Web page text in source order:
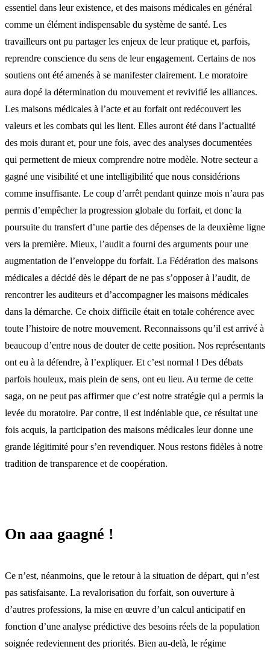
essentiel dans leur existence, et des maisons médicales en général
comme un élément indispensable du système de santé. Les
travailleurs ont pu partager les enjeux de leur pratique et, parfois,
reprendre conscience du sens de leur engagement. Certains de nos
soutiens ont été amenés à se manifester clairement. Le moratoire
aura dopé la détermination du mouvement et revivifié les alliances.
Les maisons médicales à l’acte et au forfait ont redécouvert les
valeurs et les combats qui les lient. Elles auront été dans l’actualité
des mois durant et, pour une fois, avec des analyses documentées
qui permettent de mieux comprendre notre modèle. Notre secteur a
gagné une visibilité et une intelligibilité que nous considérions
comme insuffisante. Le coup d’arrêt pendant quinze mois n’aura pas
permis d’empêcher la progression globale du forfait, et donc la
poursuite du transfert d’une partie des dépenses de la deuxième ligne
vers la première. Mieux, l’audit a fourni des arguments pour une
augmentation de l’enveloppe du forfait. La Fédération des maisons
médicales a décidé dès le départ de ne pas s’opposer à l’audit, de
rencontrer les auditeurs et d’accompagner les maisons médicales
dans la démarche. Ce choix difficile était en totale cohérence avec
toute l’histoire de notre mouvement. Reconnaissons qu’il est arrivé à
beaucoup d’entre nous de douter de cette position. Nos représentants
ont eu à la défendre, à l’expliquer. Et c’est normal ! Des débats
parfois houleux, mais plein de sens, ont eu lieu. Au terme de cette
saga, on ne peut pas affirmer que c’est notre stratégie qui a permis la
levée du moratoire. Par contre, il est indéniable que, ce résultat une
fois acquis, la participation des maisons médicales leur donne une
grande légitimité pour s’en revendiquer. Nous restons fidèles à notre
tradition de transparence et de coopération.
On aaa gaagné !
Ce n’est, néanmoins, que le retour à la situation de départ, qui n’est
pas satisfaisante. La revalorisation du forfait, son ouverture à
d’autres professions, la mise en œuvre d’un calcul anticipatif en
fonction d’une analyse prédictive des besoins réels de la population
soignée redeviennent des priorités. Bien au-delà, le régime